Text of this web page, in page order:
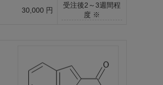
30,000 円
受注後2～3週間程
度 ※